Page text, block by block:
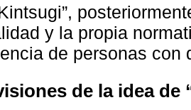
y la propia
de personas con
de la idea